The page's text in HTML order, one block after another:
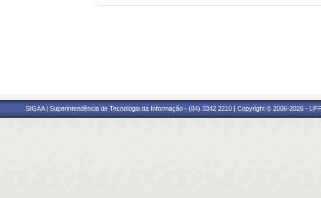
SIGAA | Superintendência de Tecnologia da Informação - (84) 3342 2210 | Copyright © 2006-2026 -